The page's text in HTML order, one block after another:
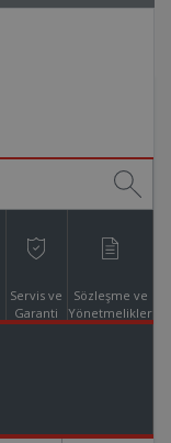
Servis ve
Garanti
Sözleşme ve
Yönetmelikler